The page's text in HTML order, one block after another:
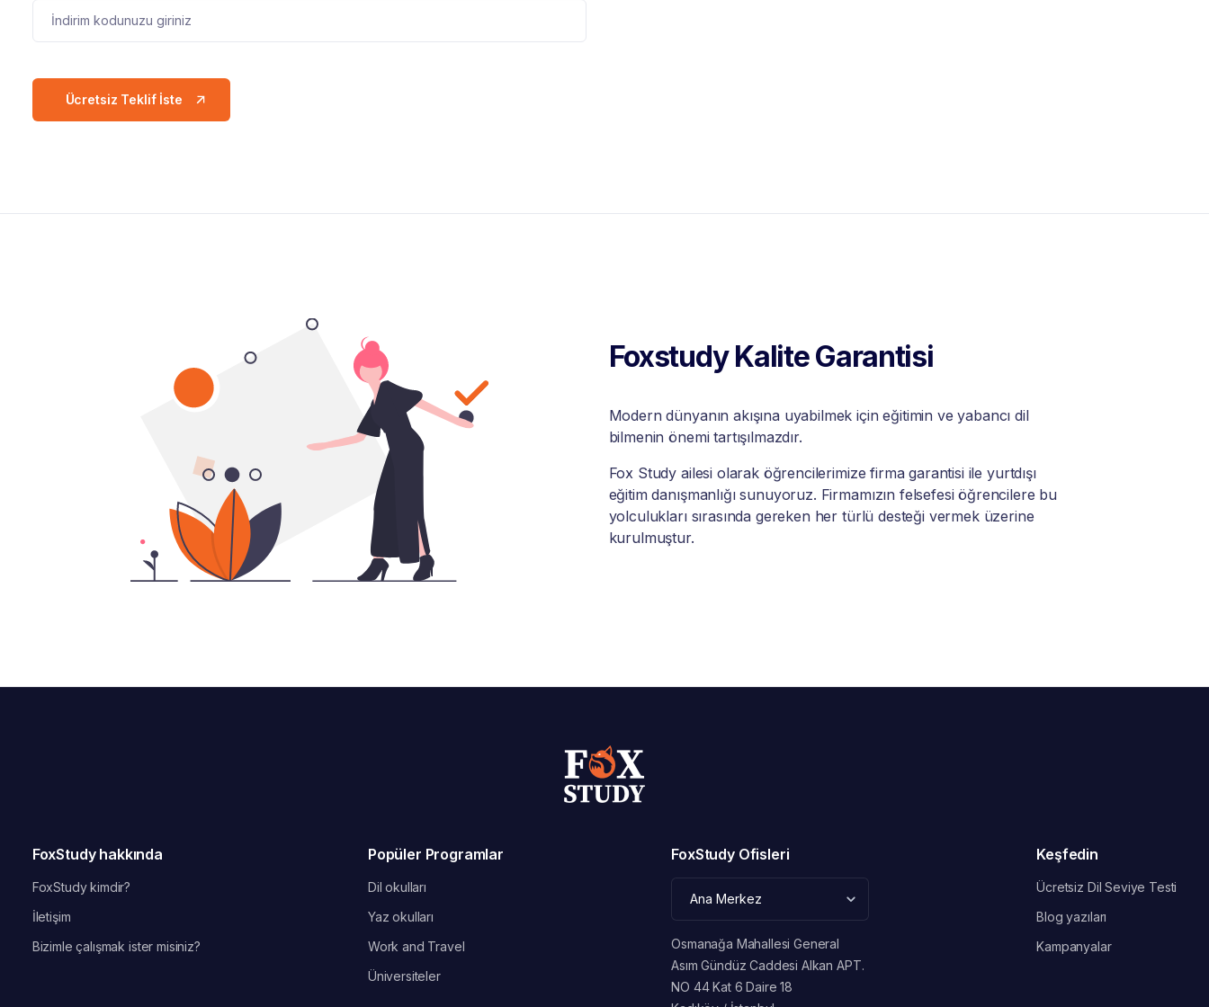
Ücretsiz Teklif İste
Foxstudy Kalite Garantisi
Modern dünyanın akışına uyabilmek için eğitimin ve yabancı dil
bilmenin önemi tartışılmazdır.
Fox Study ailesi olarak öğrencilerimize firma garantisi ile yurtdışı
eğitim danışmanlığı sunuyoruz. Firmamızın felsefesi öğrencilere bu
yolculukları sırasında gereken her türlü desteği vermek üzerine
kurulmuştur.
FoxStudy hakkında
FoxStudy kimdir?
İletişim
Bizimle çalışmak ister misiniz?
Popüler Programlar
Dil okulları
Yaz okulları
Work and Travel
Üniversiteler
FoxStudy Ofisleri
Osmanağa Mahallesi General
Asım Gündüz Caddesi Alkan APT.
NO 44 Kat 6 Daire 18
Keşfedin
Ücretsiz Dil Seviye Testi
Blog yazıları
Kampanyalar